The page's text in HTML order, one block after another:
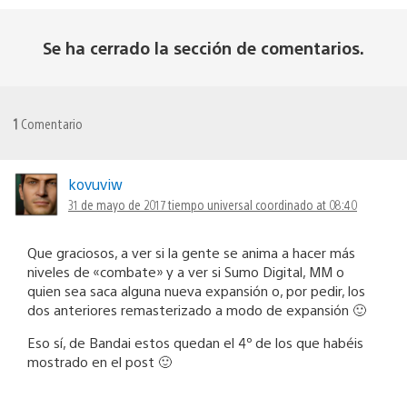
Se ha cerrado la sección de comentarios.
1 Comentario
kovuviw
31 de mayo de 2017 tiempo universal coordinado at 08:40
Que graciosos, a ver si la gente se anima a hacer más
niveles de «combate» y a ver si Sumo Digital, MM o
quien sea saca alguna nueva expansión o, por pedir, los
dos anteriores remasterizado a modo de expansión 🙂
Eso sí, de Bandai estos quedan el 4º de los que habéis
mostrado en el post 🙂